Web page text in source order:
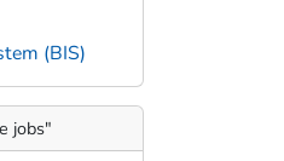
(BIS)
jobs"